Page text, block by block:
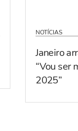
NOTÍCIAS
Janeiro
“Vou ser
2025”